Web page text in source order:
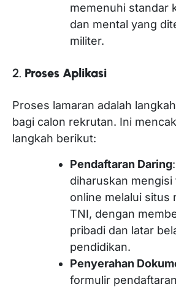
memenuhi standar
dan mental yang
militer.
2. Proses Aplikasi
Proses lamaran adalah
bagi calon rekrutan. Ini
langkah berikut:
Pendaftaran Daring
diharuskan mengisi
online melalui situs
TNI, dengan
pribadi dan latar
pendidikan.
Penyerahan
formulir